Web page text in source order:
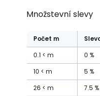
Množstevní slevy
Počet m
0.1
m 0 %
10
m 5 %
26
m 7.5 %